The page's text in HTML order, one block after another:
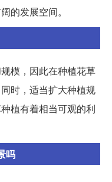
的发展空间。
模，因此在种植花草
时，适当扩大种植规
植有着相当可观的利
吗